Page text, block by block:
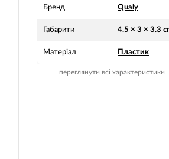
Бренд Qualy
Габарити 4.5 × 3 × 3.3
Матеріал Пластик
переглянути всі характеристики